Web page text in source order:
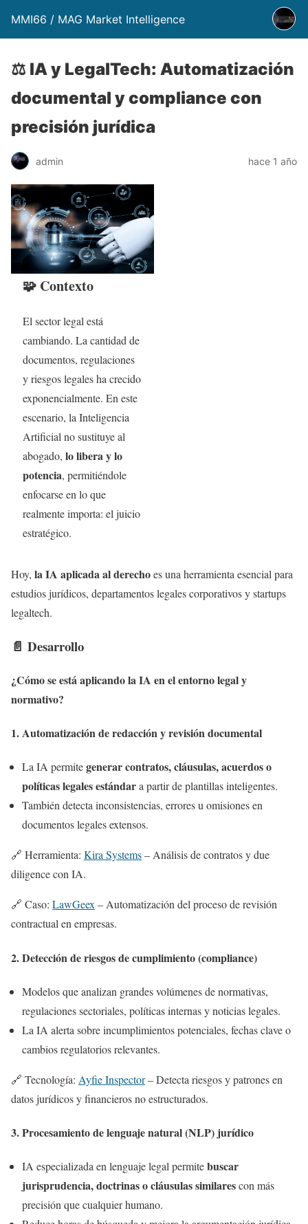
MMI66 / MAG Market Intelligence
⚖️ IA y LegalTech: Automatización
documental y compliance con
precisión jurídica
admin hace 1 año
🧩 Contexto
El sector legal está
cambiando. La cantidad de
documentos, regulaciones
y riesgos legales ha crecido
exponencialmente. En este
escenario, la Inteligencia
Artificial no sustituye al
abogado, lo libera y lo
potencia, permitiéndole
enfocarse en lo que
realmente importa: el juicio
estratégico.
Hoy, la IA aplicada al derechoes una herramienta esencial para
estudios jurídicos, departamentos legales corporativos y startups
legaltech.
📄 Desarrollo
¿Cómo se está aplicando la IA en el entorno legal y
normativo?
1.Automatización de redacción y revisión documental
La IA permitegenerar contratos, cláusulas, acuerdos o
políticas legales estándara partir de plantillas inteligentes.
También detecta inconsistencias, errores u omisiones en
documentos legales extensos.
🔗 Herramienta: Kira Systems– Análisis de contratos y due
diligence con IA.
🔗 Caso: LawGeex– Automatización del proceso de revisión
contractual en empresas.
2.Detección de riesgos de cumplimiento (compliance)
Modelos que analizan grandes volúmenes de normativas,
regulaciones sectoriales, políticas internas y noticias legales.
La IA alerta sobre incumplimientos potenciales, fechas clave o
cambios regulatorios relevantes.
🔗 Tecnología: Ayfie Inspector– Detecta riesgos y patrones en
datos jurídicos y financieros no estructurados.
3.Procesamiento de lenguaje natural (NLP) jurídico
IA especializada en lenguaje legal permitebuscar
jurisprudencia, doctrinas o cláusulas similarescon más
precisión que cualquier humano.